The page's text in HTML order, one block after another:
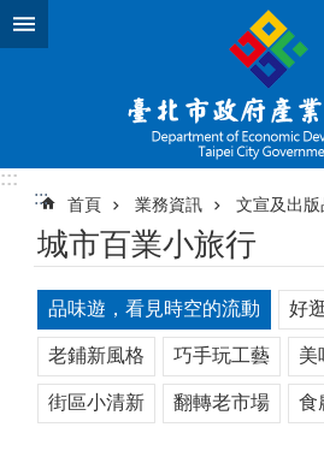
跳到主要內容區塊
:::
:::
首頁 業務資訊 文宣及出版
城市百業小旅行
品味遊，看見時空的流動 好
老鋪新風格 巧手玩工藝 美
街區小清新 翻轉老市場 食